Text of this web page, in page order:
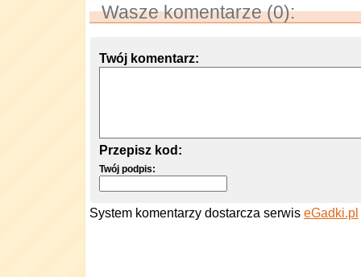
Wasze komentarze (0):
Twój komentarz:
Przepisz kod:
Twój podpis:
System komentarzy dostarcza serwis eGadki.pl